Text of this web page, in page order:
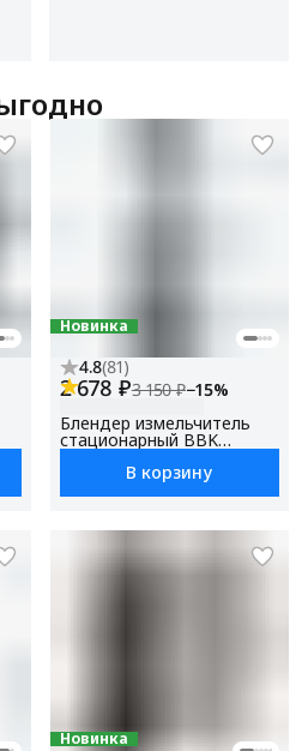
Новинка
4.8(81)
2 678 ₽3 150 ₽−15%
Блендер измельчитель
стационарный BBK
KBS1202 с кофемолкой
В корзину
Новинка